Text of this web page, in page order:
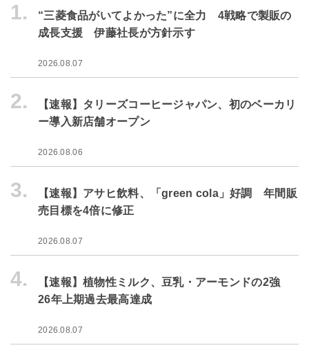
1.
“三菱食品がいてよかった”に全力 4戦略で製販の
成長支援 伊藤社長が方針示す
2026.08.07
2.
【速報】タリーズコーヒージャパン、初のベーカリ
ー導入新店舗オープン
2026.08.06
3.
【速報】アサヒ飲料、「green cola」好調 年間販
売目標を4倍に修正
2026.08.07
4.
【速報】植物性ミルク、豆乳・アーモンドの2強
26年上期過去最高達成
2026.08.07